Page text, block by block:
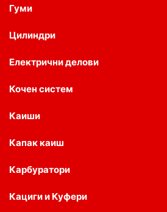
Гуми
Цилиндри
Електрични делови
Кочен систем
Каиши
Капак каиш
Карбуратори
Кациги и Куфери